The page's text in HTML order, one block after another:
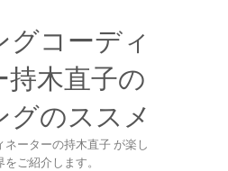
グコーディ
持木直子の
グのススメ
ネーターの持木直子 が楽し
ご紹介します。